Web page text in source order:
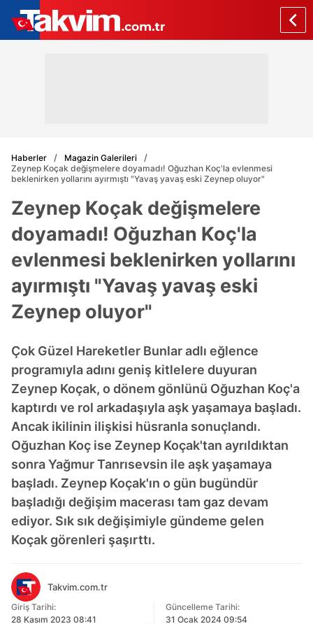
Haberler
Magazin Galerileri
Zeynep Koçak değişmelere doyamadı! Oğuzhan Koç'la evlenmesi
beklenirken yollarını ayırmıştı "Yavaş yavaş eski Zeynep oluyor"
Zeynep Koçak değişmelere
doyamadı! Oğuzhan Koç'la
evlenmesi beklenirken yollarını
ayırmıştı "Yavaş yavaş eski
Zeynep oluyor"
Çok Güzel Hareketler Bunlar adlı eğlence
programıyla adını geniş kitlelere duyuran
Zeynep Koçak, o dönem gönlünü Oğuzhan Koç'a
kaptırdı ve rol arkadaşıyla aşk yaşamaya başladı.
Ancak ikilinin ilişkisi hüsranla sonuçlandı.
Oğuzhan Koç ise Zeynep Koçak'tan ayrıldıktan
sonra Yağmur Tanrısevsin ile aşk yaşamaya
başladı. Zeynep Koçak'ın o gün bugündür
başladığı değişim macerası tam gaz devam
ediyor. Sık sık değişimiyle gündeme gelen
Koçak görenleri şaşırttı.
Takvim.com.tr
Giriş Tarihi:
28 Kasım 2023 08:41
Güncelleme Tarihi:
31 Ocak 2024 09:54